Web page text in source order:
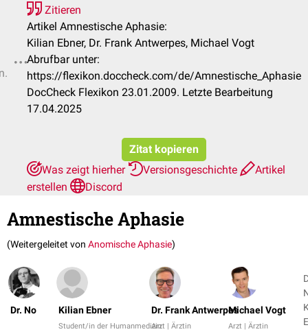
Zitieren
Artikel Amnestische Aphasie:
Kilian Ebner, Dr. Frank Antwerpes, Michael Vogt
Abrufbar unter:
https://flexikon.doccheck.com/de/Amnestische_Aphasie
DocCheck Flexikon 23.01.2009. Letzte Bearbeitung
17.04.2025
Zitat kopieren
Was zeigt hierher
Versionsgeschichte
Artikel
erstellen
Discord
Amnestische Aphasie
(Weitergeleitet von Anomische Aphasie)
Dr. No Kilian Ebner
Student/in der Humanmedizin
Dr. Frank Antwerpes
Arzt | Ärztin
Michael Vogt
Arzt | Ärztin